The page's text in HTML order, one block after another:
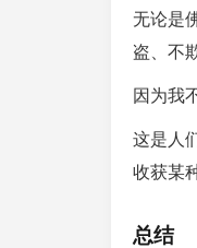
无论是
盗、不
因为我
这是人
收获某
总结